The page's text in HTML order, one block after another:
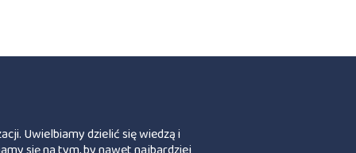
Uwielbiamy dzielić się wiedzą i